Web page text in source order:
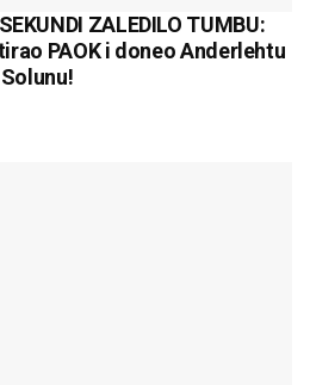
ZALEDILO TUMBU:
PAOK i doneo Anderlehtu